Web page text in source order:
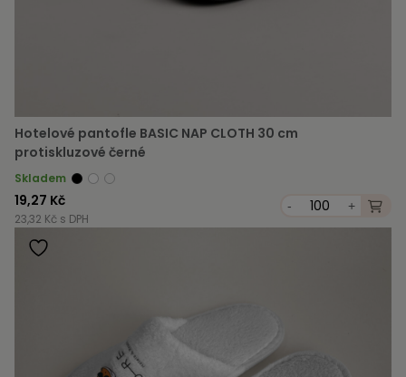
Hotelové pantofle BASIC NAP CLOTH 30 cm
protiskluzové černé
Skladem
19,27 Kč
23,32 Kč s DPH
- +